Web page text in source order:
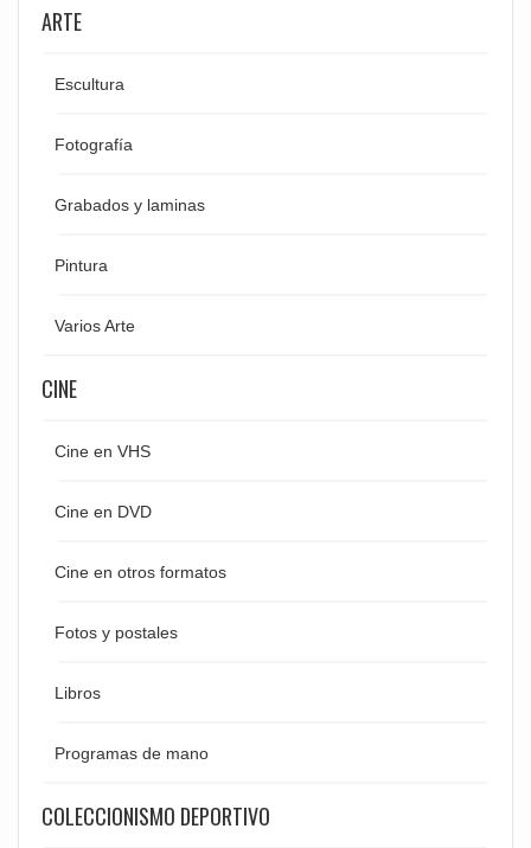
ARTE
Escultura
Fotografía
Grabados y laminas
Pintura
Varios Arte
CINE
Cine en VHS
Cine en DVD
Cine en otros formatos
Fotos y postales
Libros
Programas de mano
COLECCIONISMO DEPORTIVO